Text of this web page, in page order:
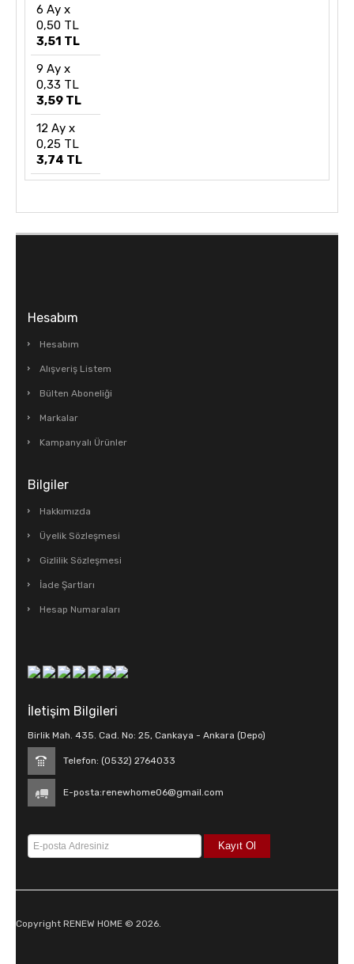
6 Ay x
0,50 TL
3,51 TL
9 Ay x
0,33 TL
3,59 TL
12 Ay x
0,25 TL
3,74 TL
Hesabım
Hesabım
Alışveriş Listem
Bülten Aboneliği
Markalar
Kampanyalı Ürünler
Bilgiler
Hakkımızda
Üyelik Sözleşmesi
Gizlilik Sözleşmesi
İade Şartları
Hesap Numaraları
İletişim Bilgileri
Birlik Mah. 435. Cad. No: 25, Cankaya - Ankara (Depo)
Telefon: (0532) 2764033
E-posta:renewhome06@gmail.com
Copyright RENEW HOME © 2026.